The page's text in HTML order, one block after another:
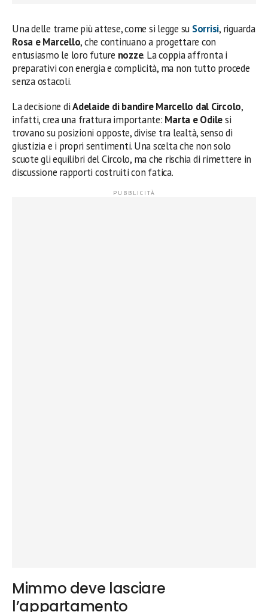
Una delle trame più attese, come si legge su Sorrisi, riguarda
Rosa e Marcello, che continuano a progettare con
entusiasmo le loro future nozze. La coppia affronta i
preparativi con energia e complicità, ma non tutto procede
senza ostacoli.
La decisione diAdelaide di bandire Marcello dal Circolo,
infatti, crea una frattura importante: Marta e Odilesi
trovano su posizioni opposte, divise tra lealtà, senso di
giustizia e i propri sentimenti. Una scelta che non solo
scuote gli equilibri del Circolo, ma che rischia di rimettere in
discussione rapporti costruiti con fatica.
Mimmo deve lasciare
l’appartamento